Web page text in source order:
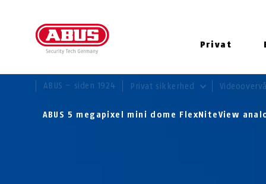
Privat
DU ER HER:
ABUS – siden 1924 Privat sikkerhed
ABUS 5 megapixel mini dome FlexNiteView